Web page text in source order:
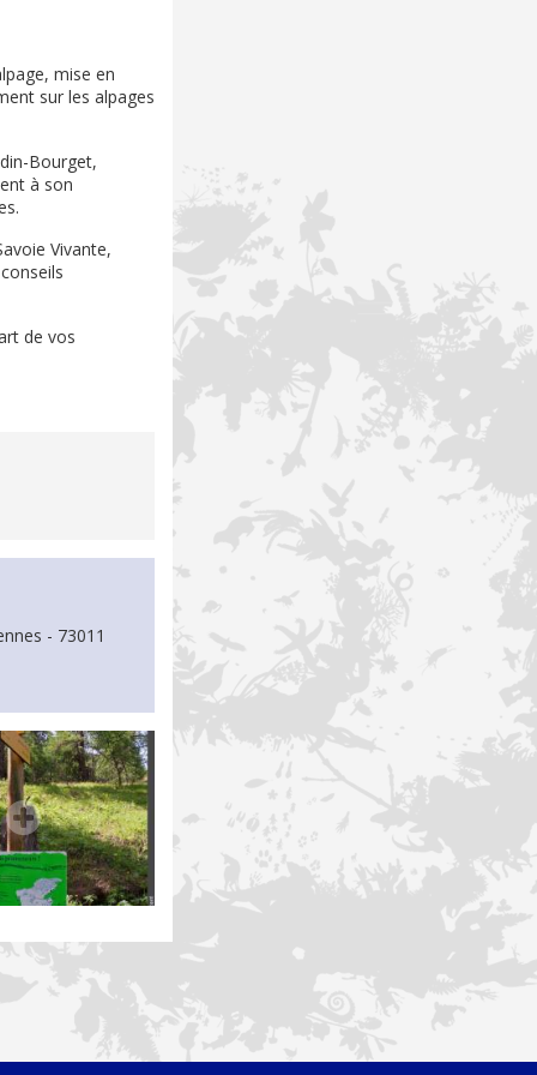
mise en
sur les alpages
Bourget,
à son
Vivante,
de vos
- 73011